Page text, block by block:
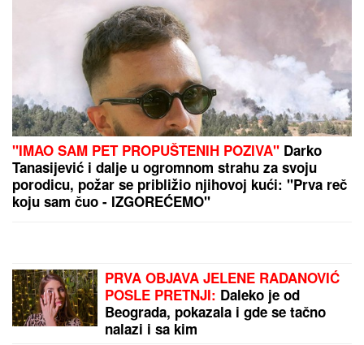
SPECIJALCI SA GAS MASKAMA ULETELI U KUĆU
U SMEDEREVUOvako su otkrili čak pola tona
marihuane u ilegalnoj laboratoriji: Uhapšeno 6